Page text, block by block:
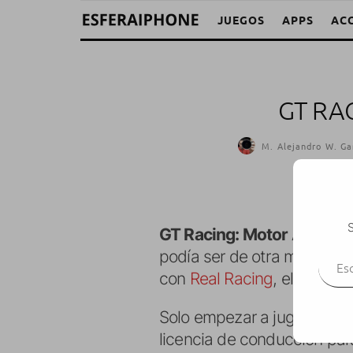
JUEGOS APPS
GT
M. Alejandro W.
GT Racing: Motor
podía ser de otra manera,
con Real Racing, el otro
Solo empezar a jugar,
licencia de conducción